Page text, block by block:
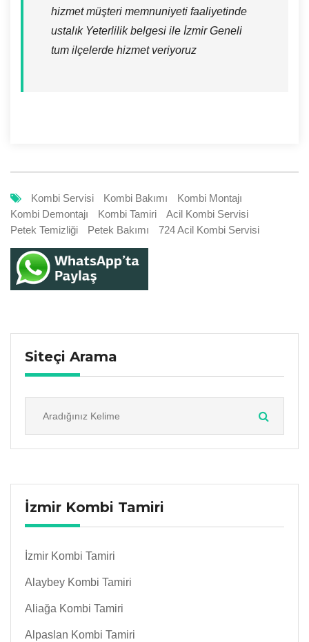
hizmet müşteri memnuniyeti faaliyetinde
ustalık Yeterlilik belgesi ile İzmir Geneli
tum ilçelerde hizmet veriyoruz
Kombi Servisi Kombi Bakımı
Kombi Montajı
Kombi Demontajı
Kombi Tamiri
Acil Kombi Servisi
Petek Temizliği
Petek Bakımı 724 Acil Kombi Servisi
Siteçi Arama
İzmir Kombi Tamiri
İzmir Kombi Tamiri
Alaybey Kombi Tamiri
Aliağa Kombi Tamiri
Alpaslan Kombi Tamiri